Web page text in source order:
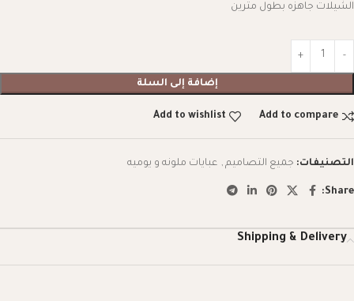
الشيلات جاهزه بطول مترين
إضافة إلى السلة
Add to compare
Add to wishlist
التصنيفات: جميع التصاميم , عبايات ملونه و يوميه
Share:
Shipping & Delivery